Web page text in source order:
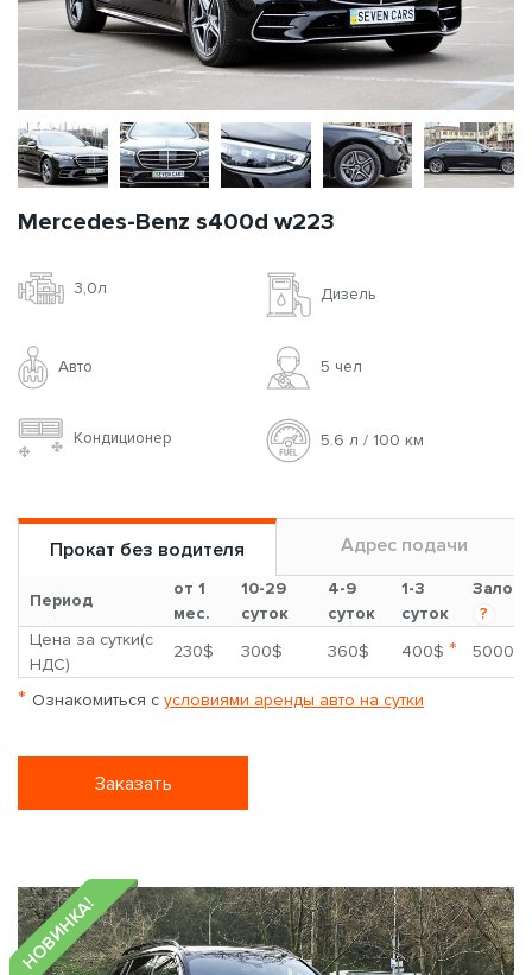
Mercedes-Benz s400d w223
3,0л Дизель
Авто 5 чел
Кондиционер 5.6 л / 100 км
Прокат без водителя Адрес подачи
Период
от 1
мес.
10-29
суток
4-9
суток
1-3
суток
Залог
?
Цена за сутки(с
НДС)
230$ 300$ 360$ 400$ * 5000$
* Ознакомиться с условиями аренды авто на сутки
Заказать
НОВИНКА!